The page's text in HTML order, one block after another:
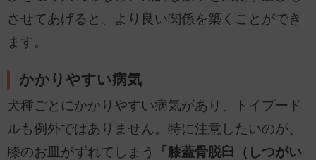
させてあげると、より良い関係を築くことができ
ます。
かかりやすい病気
犬種ごとにかかりやすい病気があり、トイプード
ルも例外ではありません。特に注意したいのが、
膝のお皿がずれてしまう
「膝蓋骨脱臼（しつがい